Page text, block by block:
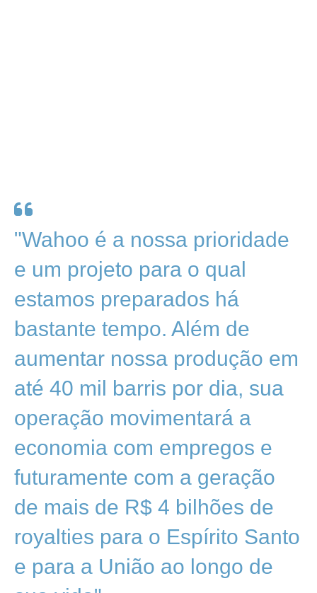
"Wahoo é a nossa prioridade
e um projeto para o qual
estamos preparados há
bastante tempo. Além de
aumentar nossa produção em
até 40 mil barris por dia, sua
operação movimentará a
economia com empregos e
futuramente com a geração
de mais de R$ 4 bilhões de
royalties para o Espírito Santo
e para a União ao longo de